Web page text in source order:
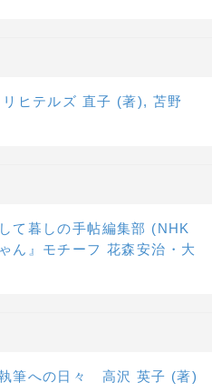
ヒテルズ 直子 (著), 苫野
て暮しの手帖編集部 (NHK
ん』モチーフ 花森安治・大
筆への日々 高沢 英子 (著)